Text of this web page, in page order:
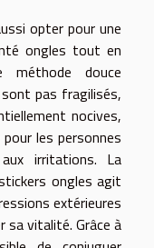
opter pour une
ongles tout en
méthode douce
pas fragilisés,
nocives,
les personnes
irritations. La
ongles agit
extérieures
sa vitalité. Grâce à